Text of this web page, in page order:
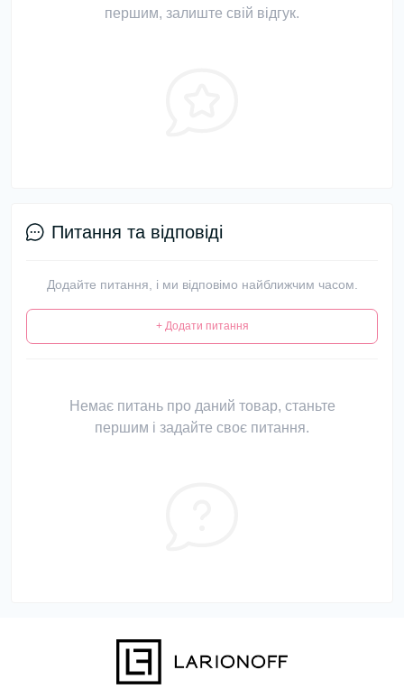
першим, залиште свій відгук.
Питання та відповіді
Додайте питання, і ми відповімо найближчим часом.
+ Додати питання
Немає питань про даний товар, станьте
першим і задайте своє питання.